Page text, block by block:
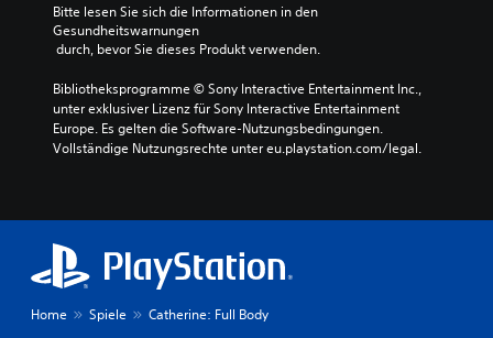
Bitte lesen Sie sich die Informationen in den
Gesundheitswarnungen
durch, bevor Sie dieses Produkt verwenden.
Bibliotheksprogramme © Sony Interactive Entertainment Inc.,
unter exklusiver Lizenz für Sony Interactive Entertainment
Europe. Es gelten die Software-Nutzungsbedingungen.
Vollständige Nutzungsrechte unter eu.playstation.com/legal.
Home Spiele Catherine: Full Body